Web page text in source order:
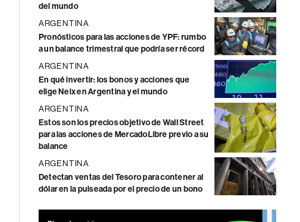
del mundo
ARGENTINA
Pronósticos para las acciones de YPF: rumbo
a un balance trimestral que podría ser récord
ARGENTINA
En qué invertir: los bonos y acciones que
elige Neix en Argentina y el mundo
ARGENTINA
Estos son los precios objetivo de Wall Street
para las acciones de MercadoLibre previo a su
balance
ARGENTINA
Detectan ventas del Tesoro para contener al
dólar en la pulseada por el precio de un bono